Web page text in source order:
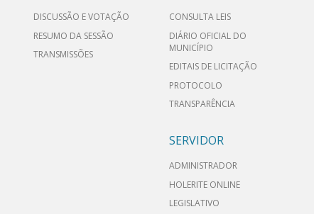
DISCUSSÃO E VOTAÇÃO
RESUMO DA SESSÃO
TRANSMISSÕES
CONSULTA LEIS
DIÁRIO OFICIAL DO
MUNICÍPIO
EDITAIS DE LICITAÇÃO
PROTOCOLO
TRANSPARÊNCIA
SERVIDOR
ADMINISTRADOR
HOLERITE ONLINE
LEGISLATIVO